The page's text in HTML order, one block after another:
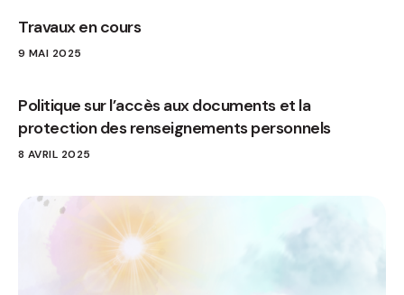
Travaux en cours
9 MAI 2025
Politique sur l’accès aux documents et la
protection des renseignements personnels
8 AVRIL 2025